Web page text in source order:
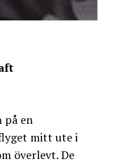
på en
mitt ute i
överlevt. De